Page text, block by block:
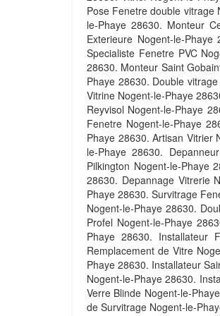
Pose Fenetre double vitrage
le-Phaye 28630. Monteur
Exterieure Nogent-le-
Specialiste Fenetre PVC
28630. Monteur Saint
Phaye 28630. Double
Vitrine Nogent-le-Phaye
Reyvisol Nogent-le-Phaye
Fenetre Nogent-le-Phaye
Phaye 28630. Artisan Vitrier
le-Phaye 28630.
Pilkington Nogent-le-Phaye
28630. Depannage Vitrerie
Phaye 28630. Survitrage
Nogent-le-Phaye 28630.
Profel Nogent-le-Phaye
Phaye 28630. Installateur
Remplacement de Vitre
Phaye 28630. Installateur
Nogent-le-Phaye 28630.
Verre Blinde Nogent-le-
de Survitrage Nogent-le-